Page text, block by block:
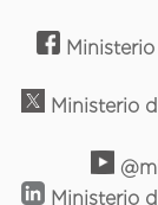
Ministerio
Ministerio
Ministerio